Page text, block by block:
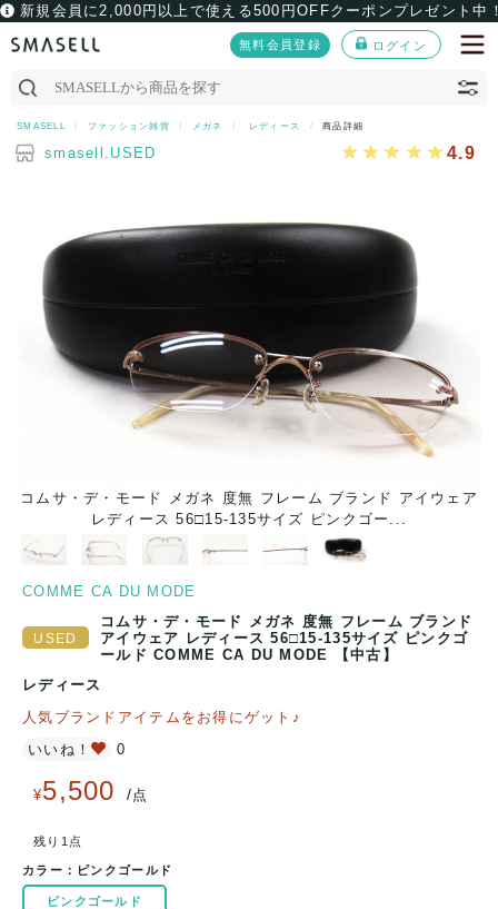
新規会員に2,000円以上で使える500円OFFクーポンプレゼント中
無料会員登録 ログイン
SMASELL ファッション雑貨 メガネ レディース 商品詳細
smasell.USED 4.9
コムサ・デ・モード メガネ 度無 フレーム ブランド アイウェア
レディース 56□15-135サイズ ピンクゴー...
COMME CA DU MODE
コムサ・デ・モード メガネ 度無 フレーム ブランド
アイウェア レディース 56□15-135サイズ ピンクゴ
ールド COMME CA DU MODE 【中古】
レディース
人気ブランドアイテムをお得にゲット♪
いいね！
0
¥5,500 / 点
残り1点
カラー： ピンクゴールド
ピンクゴールド